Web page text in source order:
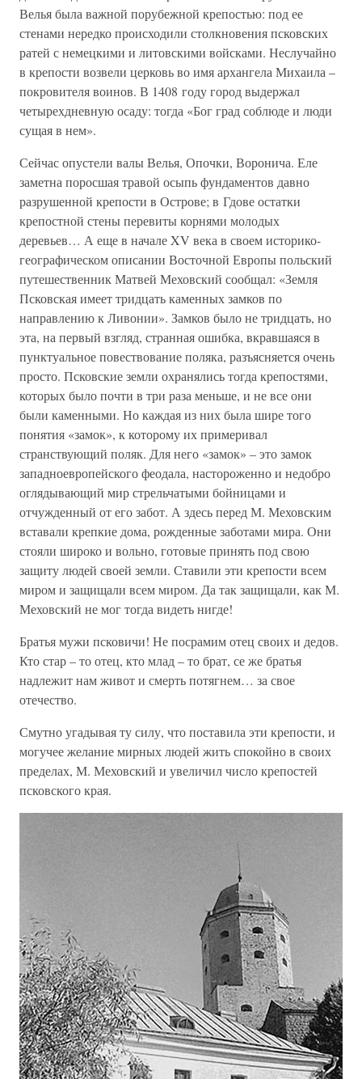
Велья была важной порубежной крепостью: под ее
стенами нередко происходили столкновения псковских
ратей с немецкими и литовскими войсками. Неслучайно
в крепости возвели церковь во имя архангела Михаила –
покровителя воинов. В 1408 году город выдержал
четырехдневную осаду: тогда «Бог град соблюде и люди
сущая в нем».
Сейчас опустели валы Велья, Опочки, Воронича. Еле
заметна поросшая травой осыпь фундаментов давно
разрушенной крепости в Острове; в Гдове остатки
крепостной стены перевиты корнями молодых
деревьев… А еще в начале XV века в своем историко-
географическом описании Восточной Европы польский
путешественник Матвей Меховский сообщал: «Земля
Псковская имеет тридцать каменных замков по
направлению к Ливонии». Замков было не тридцать, но
эта, на первый взгляд, странная ошибка, вкравшаяся в
пунктуальное повествование поляка, разъясняется очень
просто. Псковские земли охранялись тогда крепостями,
которых было почти в три раза меньше, и не все они
были каменными. Но каждая из них была шире того
понятия «замок», к которому их примеривал
странствующий поляк. Для него «замок» – это замок
западноевропейского феодала, настороженно и недобро
оглядывающий мир стрельчатыми бойницами и
отчужденный от его забот. А здесь перед М. Меховским
вставали крепкие дома, рожденные заботами мира. Они
стояли широко и вольно, готовые принять под свою
защиту людей своей земли. Ставили эти крепости всем
миром и защищали всем миром. Да так защищали, как М.
Меховский не мог тогда видеть нигде!
Братья мужи псковичи! Не посрамим отец своих и дедов.
Кто стар – то отец, кто млад – то брат, се же братья
надлежит нам живот и смерть потягнем… за свое
отечество.
Смутно угадывая ту силу, что поставила эти крепости, и
могучее желание мирных людей жить спокойно в своих
пределах, М. Меховский и увеличил число крепостей
псковского края.